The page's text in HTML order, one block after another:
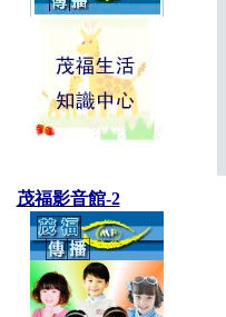
茂福影音館-2